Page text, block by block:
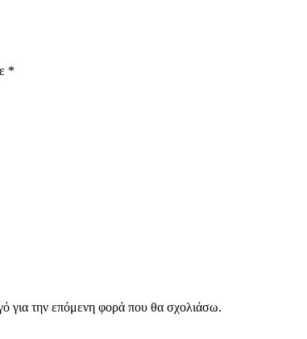
*
για την επόμενη φορά που θα σχολιάσω.